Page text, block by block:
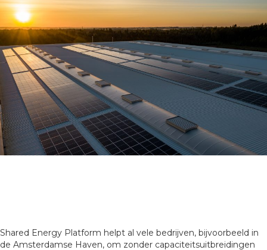
Shared Energy Platform helpt al vele bedrijven, bijvoorbeeld in
de Amsterdamse Haven, om zonder capaciteitsuitbreidingen